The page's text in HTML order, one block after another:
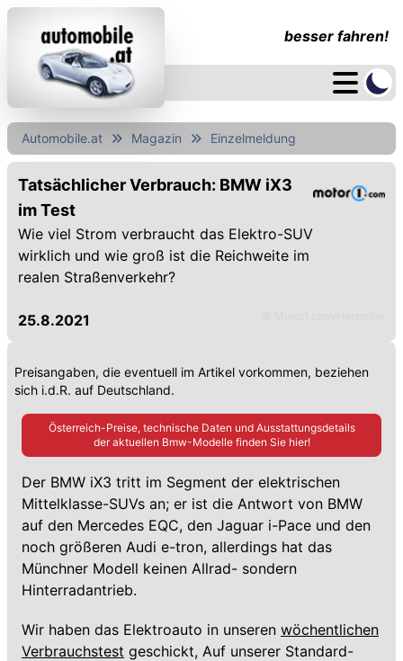
besser fahren!
Automobile.at Magazin Einzelmeldung
Tatsächlicher Verbrauch: BMW iX3
im Test
Wie viel Strom verbraucht das Elektro-SUV
wirklich und wie groß ist die Reichweite im
realen Straßenverkehr?
25.8.2021
Preisangaben, die eventuell im Artikel vorkommen, beziehen
sich i.d.R. auf Deutschland.
Österreich-Preise, technische Daten und Ausstattungsdetails
der aktuellen Bmw-Modelle finden Sie hier!
Der BMW iX3 tritt im Segment der elektrischen
Mittelklasse-SUVs an; er ist die Antwort von BMW
auf den Mercedes EQC, den Jaguar i-Pace und den
noch größeren Audi e-tron, allerdings hat das
Münchner Modell keinen Allrad- sondern
Hinterradantrieb.
Wir haben das Elektroauto in unseren wöchentlichen
Verbrauchstest geschickt, Auf unserer Standard-